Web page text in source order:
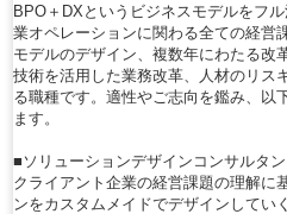
BPO＋DXというビジネスモデルをフ
業オペレーションに関わる全ての経営
モデルのデザイン、複数年にわたる改
技術を活用した業務改革、人材のリス
る職種です。適性やご志向を鑑み、以
ます。
■ソリューションデザインコンサルタン
クライアント企業の経営課題の理解に
ンをカスタムメイドでデザインしてい